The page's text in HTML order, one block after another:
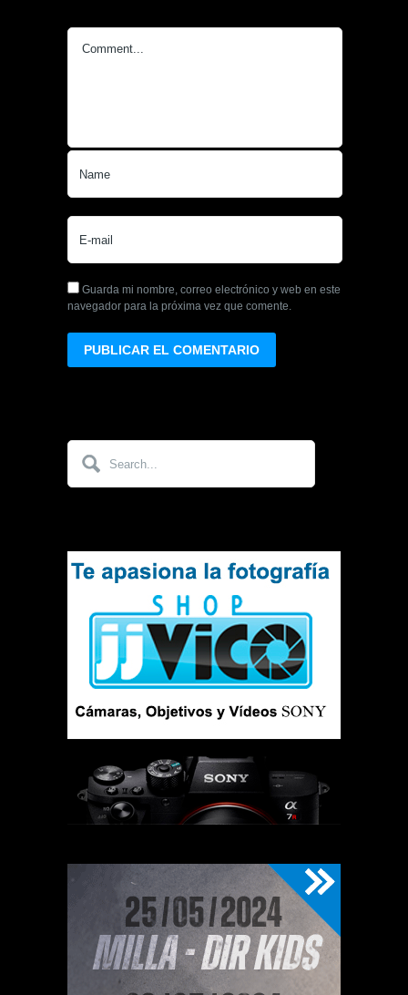
Guarda mi nombre, correo electrónico y web en este
navegador para la próxima vez que comente.